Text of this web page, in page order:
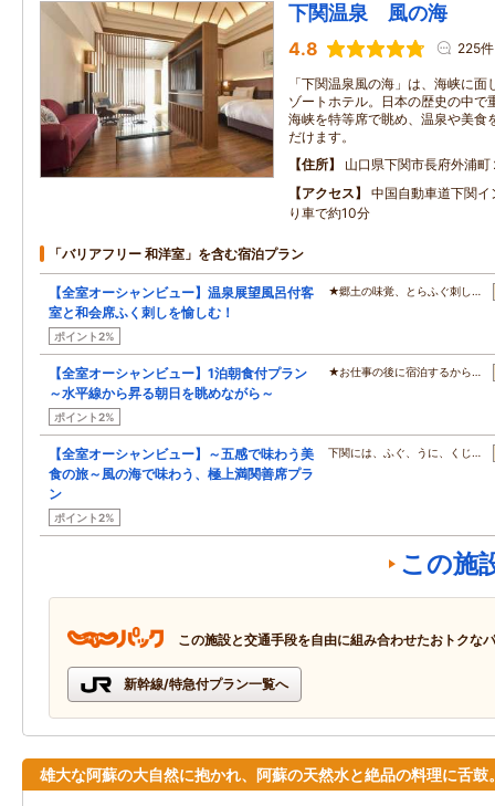
下関温泉 風の海
4.8 225件
「下関温泉風の海」は、海峡に
ゾートホテル。日本の歴史の中で
海峡を特等席で眺め、温泉や美食
だけます。
住所
山口県下関市長府外浦町
アクセス
中国自動車道下関
り車で約10分
「バリアフリー 和洋室」を含む宿泊プラン
【全室オーシャンビュー】温泉展望風呂付客
室と和会席ふく刺しを愉しむ！
ポイント2%
★郷土の味覚、とらふぐ刺し…
【全室オーシャンビュー】1泊朝食付プラン
～水平線から昇る朝日を眺めながら～
ポイント2%
★お仕事の後に宿泊するから…
【全室オーシャンビュー】～五感で味わう美
食の旅～風の海で味わう、極上満関善席プラ
ン
ポイント2%
下関には、ふぐ、うに、くじ…
この施
この施設と交通手段を自由に組み合わせたおトクな
新幹線/特急付プラン一覧へ
雄大な阿蘇の大自然に抱かれ、阿蘇の天然水と絶品の料理に舌鼓